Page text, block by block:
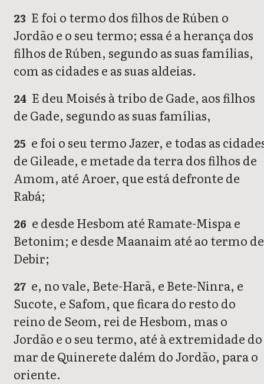
23 E foi o termo dos filhos de Rúben o
Jordão e o seu termo; essa é a herança dos
filhos de Rúben, segundo as suas famílias,
com as cidades e as suas aldeias.
24 E deu Moisés à tribo de Gade, aos filhos
de Gade, segundo as suas famílias,
25 e foi o seu termo Jazer, e todas as
de Gileade, e metade da terra dos filhos de
Amom, até Aroer, que está defronte de
Rabá;
26 e desde Hesbom até Ramate-Mispa e
Betonim; e desde Maanaim até ao termo de
Debir;
27 e, no vale, Bete-Harã, e Bete-Ninra, e
Sucote, e Safom, que ficara do resto do
reino de Seom, rei de Hesbom, mas o
Jordão e o seu termo, até à extremidade do
mar de Quinerete dalém do Jordão, para o
oriente.